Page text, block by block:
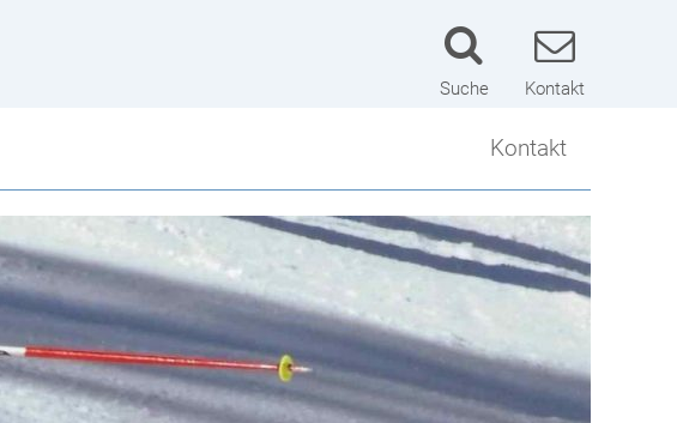
Suche Kontakt
Kontakt
Kontakt
Lageplan
Impressum
Datenschutzerklärung